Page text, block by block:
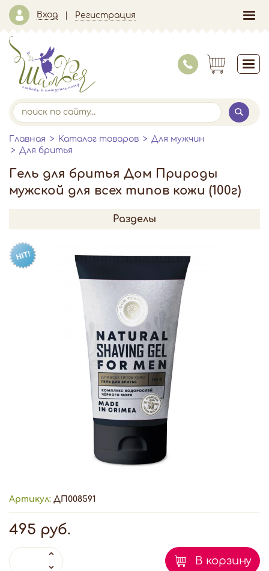
Вход Регистрация
Главная Каталог товаров
Для мужчин
Для бритья
Гель для бритья Дом Природы
мужской для всех типов кожи (100г)
Разделы
Артикул: ДП008591
495 руб.
В корзину